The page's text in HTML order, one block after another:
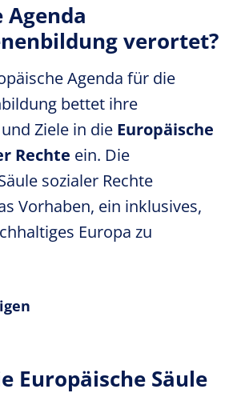
Agenda
verortet?
Agenda für die
bettet ihre
Ziele in die Europäische
Rechte ein. Die
sozialer Rechte
Vorhaben, ein inklusives,
Europa zu
Europäische Säule